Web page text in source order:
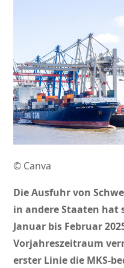
© Canva
Die Ausfuhr von
in andere Staaten hat
Januar bis Februar
Vorjahreszeitraum
erster Linie die MKS-